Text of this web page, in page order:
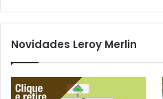
Novidades Leroy Merlin